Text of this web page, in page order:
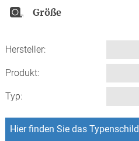
Größe
Hersteller:
Produkt:
Typ:
Hier finden Sie das Typenschild